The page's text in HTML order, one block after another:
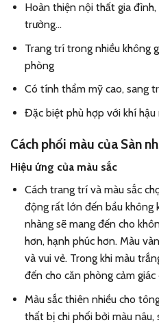
Hoàn thiện nội thất gia đình,
trường…
Trang trí trong nhiều không
phòng
Có tính thẩm mỹ cao, sang
Đặc biệt phù hợp với khí
Cách phối màu của Sàn
Hiệu ứng của màu sắc
Cách trang trí và màu sắc
động rất lớn đến bầu không
nhàng sẽ mang đến cho
hơn, hạnh phúc hơn. Màu
và vui vẻ. Trong khi màu
đến cho căn phòng cảm
Màu sắc thiên nhiều cho
thất bị chi phối bởi màu nâu,